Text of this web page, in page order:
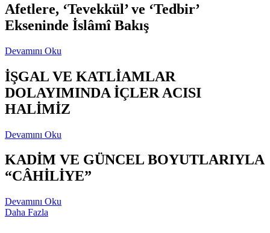
Afetlere, ‘Tevekkül’ ve ‘Tedbir’
Ekseninde İslâmî Bakış
Devamını Oku
İŞGAL VE KATLİAMLAR
DOLAYIMINDA İÇLER ACISI
HALİMİZ
Devamını Oku
KADİM VE GÜNCEL BOYUTLARIYLA
“CÂHİLİYE”
Devamını Oku
Daha Fazla